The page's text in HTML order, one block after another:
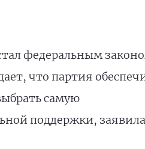
федеральным
что партия
самую
поддержки, заявила